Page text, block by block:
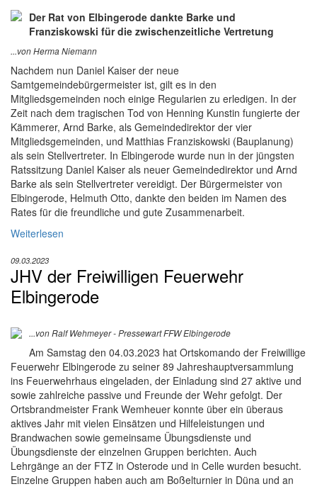
Der Rat von Elbingerode dankte Barke und
Franziskowski für die zwischenzeitliche Vertretung
...von Herma Niemann
Nachdem nun Daniel Kaiser der neue
Samtgemeindebürgermeister ist, gilt es in den
Mitgliedsgemeinden noch einige Regularien zu erledigen. In der
Zeit nach dem tragischen Tod von Henning Kunstin fungierte der
Kämmerer, Arnd Barke, als Gemeindedirektor der vier
Mitgliedsgemeinden, und Matthias Franziskowski (Bauplanung)
als sein Stellvertreter. In Elbingerode wurde nun in der jüngsten
Ratssitzung Daniel Kaiser als neuer Gemeindedirektor und Arnd
Barke als sein Stellvertreter vereidigt. Der Bürgermeister von
Elbingerode, Helmuth Otto, dankte den beiden im Namen des
Rates für die freundliche und gute Zusammenarbeit.
Weiterlesen
09.03.2023
JHV der Freiwilligen Feuerwehr
Elbingerode
...von Ralf Wehmeyer - Pressewart FFW Elbingerode
Am Samstag den 04.03.2023 hat Ortskomando der Freiwillige
Feuerwehr Elbingerode zu seiner 89 Jahreshauptversammlung
ins Feuerwehrhaus eingeladen, der Einladung sind 27 aktive und
sowie zahlreiche passive und Freunde der Wehr gefolgt. Der
Ortsbrandmeister Frank Wemheuer konnte über ein überaus
aktives Jahr mit vielen Einsätzen und Hilfeleistungen und
Brandwachen sowie gemeinsame Übungsdienste und
Übungsdienste der einzelnen Gruppen berichten. Auch
Lehrgänge an der FTZ in Osterode und in Celle wurden besucht.
Einzelne Gruppen haben auch am Boßelturnier in Düna und an